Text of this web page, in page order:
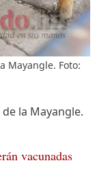
Mayangle. Foto:
la Mayangle.
vacunadas